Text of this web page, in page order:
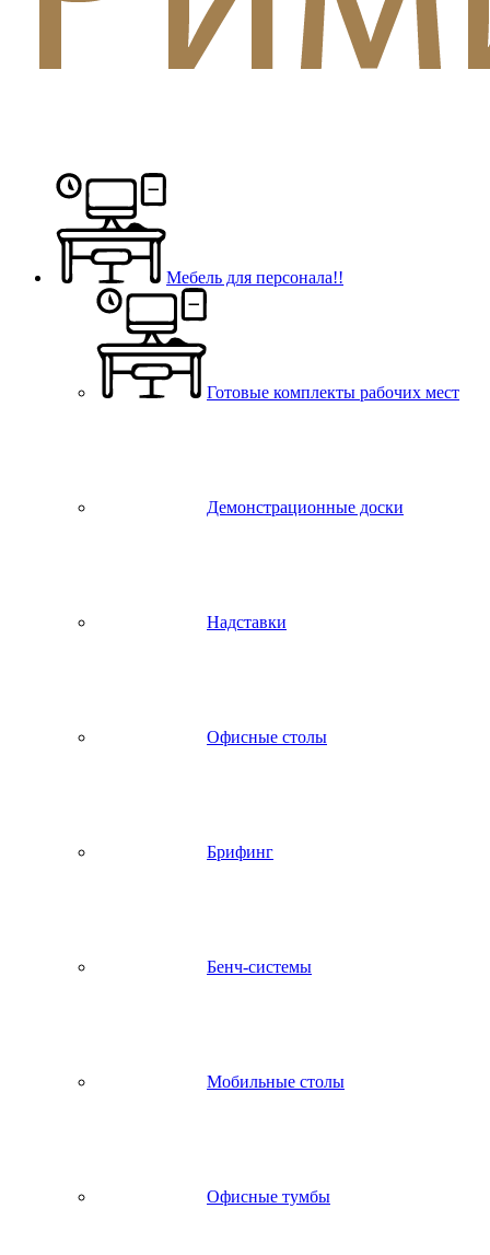
Мебель для персонала!!
Готовые комплекты рабочих мест
Демонстрационные доски
Надставки
Офисные столы
Брифинг
Бенч-системы
Мобильные столы
Офисные тумбы